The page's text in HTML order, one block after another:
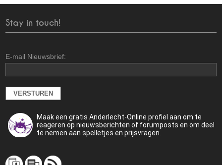
Stay in touch!
E-mail Nieuwsbrief:
Maak een gratis Anderlecht-Online profiel aan om te
reageren op nieuwsberichten of forumposts en om deel
te nemen aan spelletjes en prijsvragen.